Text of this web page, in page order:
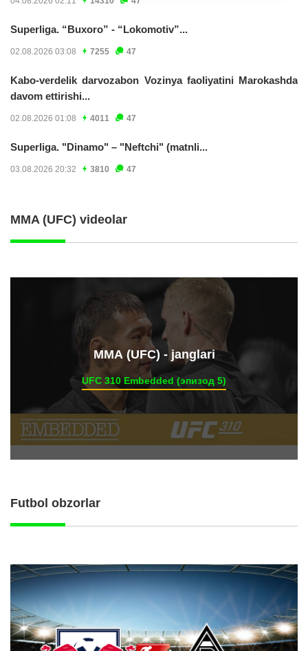
Superliga. “Buxoro” - “Lokomotiv”...
02.08.2026 03:08 7255 47
Kabo-verdelik darvozabon Vozinya faoliyatini Marokashda
davom ettirishi...
02.08.2026 01:08 4011 47
Superliga. "Dinamo" – "Neftchi" (matnli...
03.08.2026 20:32 3810 47
MMA (UFC) videolar
ММА (UFC) - janglari
UFC 310 Embedded (эпизод 5)
Futbol obzorlar